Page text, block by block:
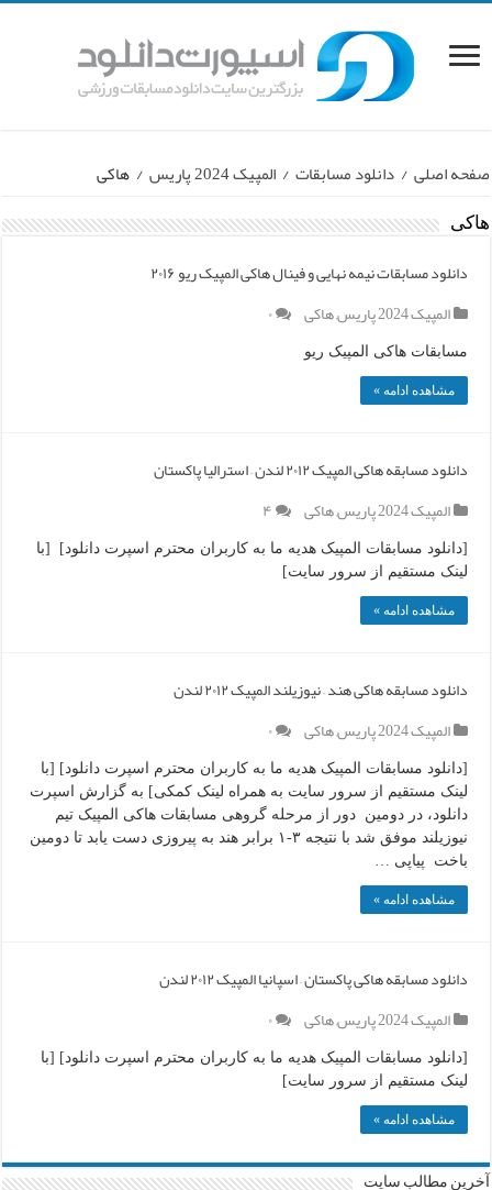
صفحه اصلی / دانلود مسابقات / المپیک 2024 پاریس / هاکی
هاکی
دانلود مسابقات نیمه نهایی و فینال هاکی المپیک ریو ۲۰۱۶
المپیک 2024 پاریس
,هاکی ۰
مسابقات هاکی المپیک ریو
مشاهده ادامه »
دانلود مسابقه هاکی المپیک ۲۰۱۲ لندن – استرالیا پاکستان
المپیک 2024 پاریس
,هاکی ۴
[دانلود مسابقات المپیک هدیه ما به کاربران محترم اسپرت دانلود] [با
لینک مستقیم از سرور سایت]
مشاهده ادامه »
دانلود مسابقه هاکی هند – نیوزیلند المپیک ۲۰۱۲ لندن
المپیک 2024 پاریس
,هاکی ۰
[دانلود مسابقات المپیک هدیه ما به کاربران محترم اسپرت دانلود] [با
لینک مستقیم از سرور سایت به همراه لینک کمکی] به گزارش اسپرت
دانلود، در دومین دور از مرحله گروهی مسابقات هاکی المپیک تیم
نیوزیلند موفق شد با نتیجه ۳-۱ برابر هند به پیروزی دست یابد تا دومین
باخت پیاپی …
مشاهده ادامه »
دانلود مسابقه هاکی پاکستان – اسپانیا المپیک ۲۰۱۲ لندن
المپیک 2024 پاریس
,هاکی ۰
[دانلود مسابقات المپیک هدیه ما به کاربران محترم اسپرت دانلود] [با
لینک مستقیم از سرور سایت]
مشاهده ادامه »
آخرین مطالب سایت